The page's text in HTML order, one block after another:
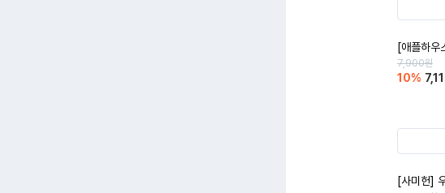
[애플하우
7,900원
10%
[사미헌]